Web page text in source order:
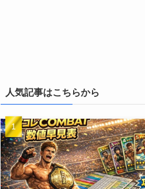
人気記事はこちらから